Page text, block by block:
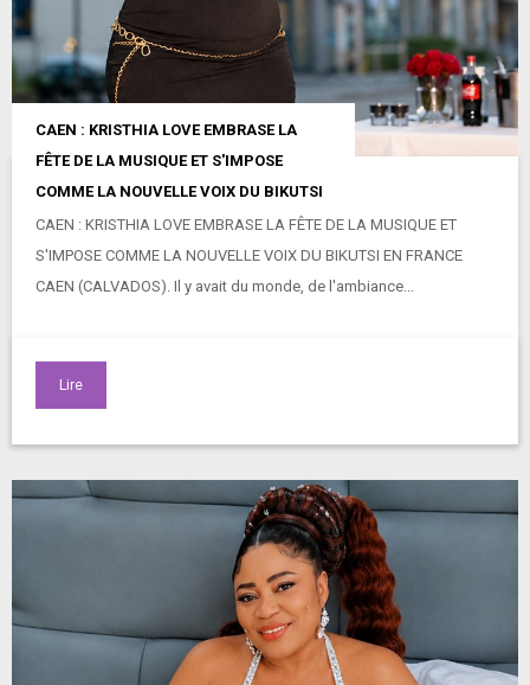
CAEN : KRISTHIA LOVE EMBRASE LA
FÊTE DE LA MUSIQUE ET S'IMPOSE
COMME LA NOUVELLE VOIX DU BIKUTSI
CAEN : KRISTHIA LOVE EMBRASE LA FÊTE DE LA MUSIQUE ET
S'IMPOSE COMME LA NOUVELLE VOIX DU BIKUTSI EN FRANCE
CAEN (CALVADOS). Il y avait du monde, de l'ambiance...
Lire